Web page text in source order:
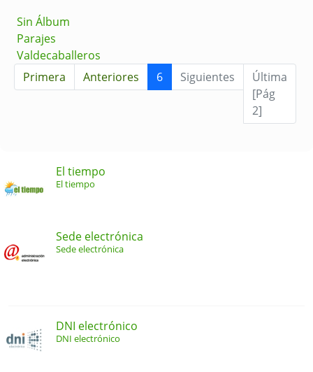
Sin Álbum
Parajes
Valdecaballeros
Primera
Anteriores 6 Siguientes
Última
[Pág
2]
El tiempo
El tiempo
Sede electrónica
Sede electrónica
DNI electrónico
DNI electrónico